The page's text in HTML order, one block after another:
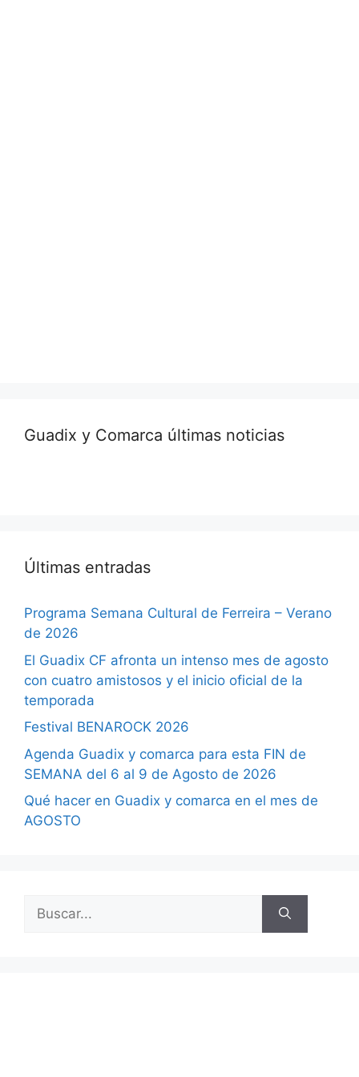
Guadix y Comarca últimas noticias
Últimas entradas
Programa Semana Cultural de Ferreira – Verano
de 2026
El Guadix CF afronta un intenso mes de agosto
con cuatro amistosos y el inicio oficial de la
temporada
Festival BENAROCK 2026
Agenda Guadix y comarca para esta FIN de
SEMANA del 6 al 9 de Agosto de 2026
Qué hacer en Guadix y comarca en el mes de
AGOSTO
Buscar: